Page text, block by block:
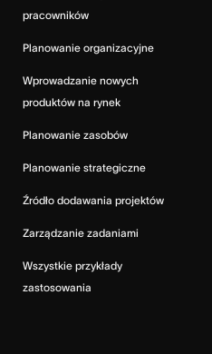
pracowników
Planowanie organizacyjne
Wprowadzanie nowych
produktów na rynek
Planowanie zasobów
Planowanie strategiczne
Źródło dodawania projektów
Zarządzanie zadaniami
Wszystkie przykłady
zastosowania